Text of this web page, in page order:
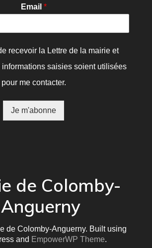
Email *
recevoir la Lettre de la mairie et
saisies soient utilisées
pour me contacter.
Je m'abonne
de Colomby-
Anguerny
de Colomby-Anguerny. Built using
and EmpowerWP Theme.